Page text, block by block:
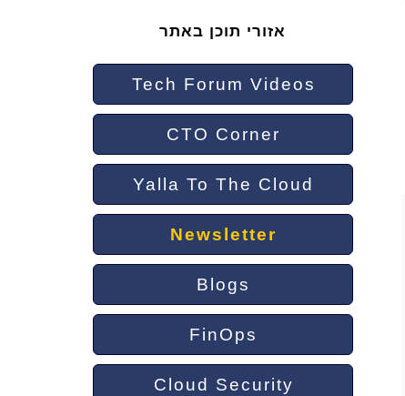
אזורי תוכן באתר
Tech Forum Videos
CTO Corner
Yalla To The Cloud
Newsletter
Blogs
FinOps
Cloud Security